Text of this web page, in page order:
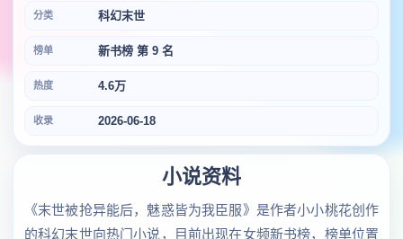
分类 科幻末世
榜单 新书榜 第 9 名
热度 4.6万
收录 2026-06-18
小说资料
《末世被抢异能后，魅惑皆为我臣服》是作者小小桃花创作
的科幻末世向热门小说，目前出现在女频新书榜，榜单位置